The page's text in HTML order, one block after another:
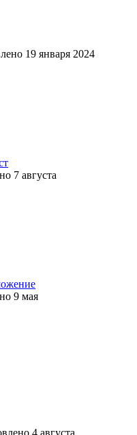
19 января 2024
7 августа
9 мая
4 августа